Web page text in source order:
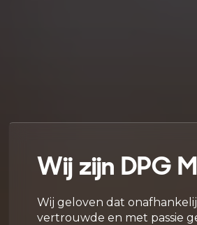
Wij zijn DPG
Wij geloven dat
vertrouwde en met passie